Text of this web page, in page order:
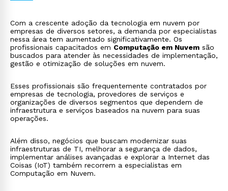
Com a crescente adoção da tecnologia em nuvem por
empresas de diversos setores, a demanda por especialistas
nessa área tem aumentado significativamente. Os
profissionais capacitados em Computação em Nuvem são
buscados para atender às necessidades de implementação,
gestão e otimização de soluções em nuvem.
Esses profissionais são frequentemente contratados por
empresas de tecnologia, provedores de serviços e
organizações de diversos segmentos que dependem de
infraestrutura e serviços baseados na nuvem para suas
operações.
Além disso, negócios que buscam modernizar suas
infraestruturas de TI, melhorar a segurança de dados,
implementar análises avançadas e explorar a Internet das
Coisas (IoT) também recorrem a especialistas em
Computação em Nuvem.